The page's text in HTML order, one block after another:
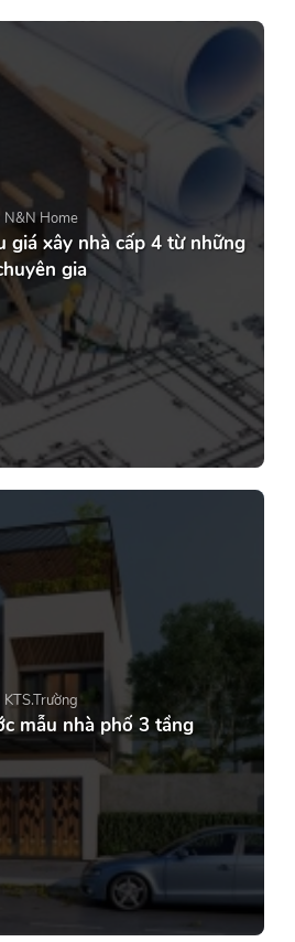
N&N Home
giá xây nhà cấp 4 từ những
gia
KTS.Trường
mẫu nhà phố 3 tầng